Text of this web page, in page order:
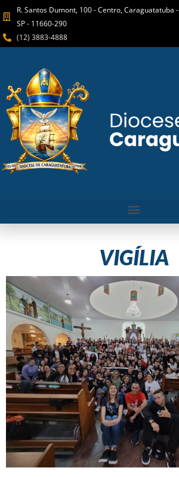
R. Santos Dumont, 100 - Centro, Caraguatatuba -
SP - 11660-290
(12) 3883-4888
VIGÍLIA